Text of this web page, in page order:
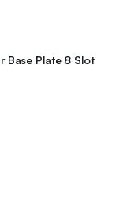
Base Plate 8 Slot